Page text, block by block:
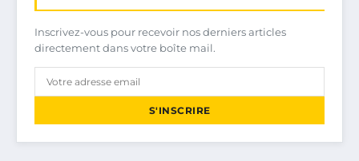
Inscrivez-vous pour recevoir nos derniers articles
directement dans votre boîte mail.
S'INSCRIRE